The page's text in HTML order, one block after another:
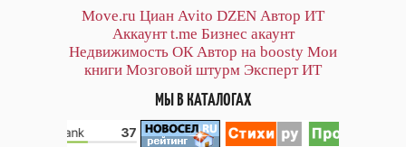
Move.ru Циан Avito DZEN Автор ИТ
Аккаунт t.me Бизнес акаунт
Недвижимость ОК Автор на boosty Мои
книги Мозговой штурм Эксперт ИТ
МЫ В КАТАЛОГАХ